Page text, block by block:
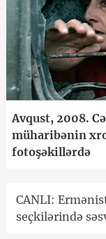
Avqust, 2008.
müharibənin
fotoşəkillərdə
CANLI:
seçkilərində